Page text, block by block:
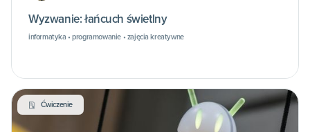
Wyzwanie: łańcuch świetlny
informatyka • programowanie • zajęcia kreatywne
Ćwiczenie